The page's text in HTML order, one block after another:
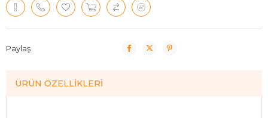
Paylaş
ÜRÜN ÖZELLIKLERI